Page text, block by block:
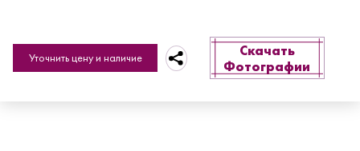
Уточнить цену и наличие
Скачать
Фотографии